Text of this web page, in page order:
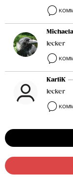
lecker
KarliK —
lecker